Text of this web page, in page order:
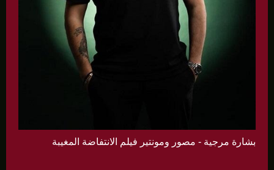
بشارة مرجية - مصور ومونتير فيلم الانتفاضة المغيبة